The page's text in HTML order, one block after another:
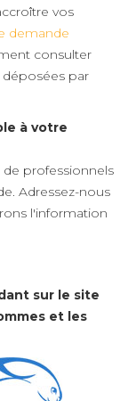
vos
demande
consulter
déposées par
à votre
professionnels
Adressez-nous
l'information
sur le site
et les